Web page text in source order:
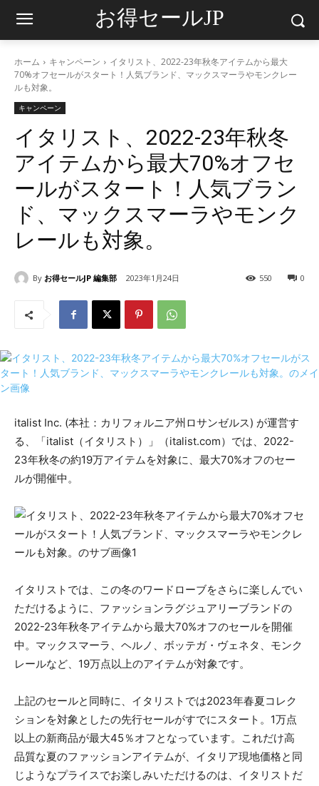
お得セールJP
ホーム キャンペーン
イタリスト、2022-23年秋冬アイテムから最大
70%オフセールがスタート！人気ブランド、マックスマーラやモンクレー
ルも対象。
キャンペーン
イタリスト、2022-23年秋冬
アイテムから最大70%オフセ
ールがスタート！人気ブラン
ド、マックスマーラやモンク
レールも対象。
By お得セールJP 編集部 2023年1月24日 0
550
italist Inc. (本社：カリフォルニア州ロサンゼルス) が運営す
る、「italist（イタリスト）」（italist.com）では、2022-
23年秋冬の約19万アイテムを対象に、最大70%オフのセー
ルが開催中。
イタリストでは、この冬のワードローブをさらに楽しんでい
ただけるように、ファッションラグジュアリーブランドの
2022-23年秋冬アイテムから最大70%オフのセールを開催
中。マックスマーラ、ヘルノ、ボッテガ・ヴェネタ、モンク
レールなど、19万点以上のアイテムが対象です。
上記のセールと同時に、イタリストでは2023年春夏コレク
ションを対象としたの先行セールがすでにスタート。1万点
以上の新商品が最大45％オフとなっています。これだけ高
品質な夏のファッションアイテムが、イタリア現地価格と同
じようなプライスでお楽しみいただけるのは、イタリストだ